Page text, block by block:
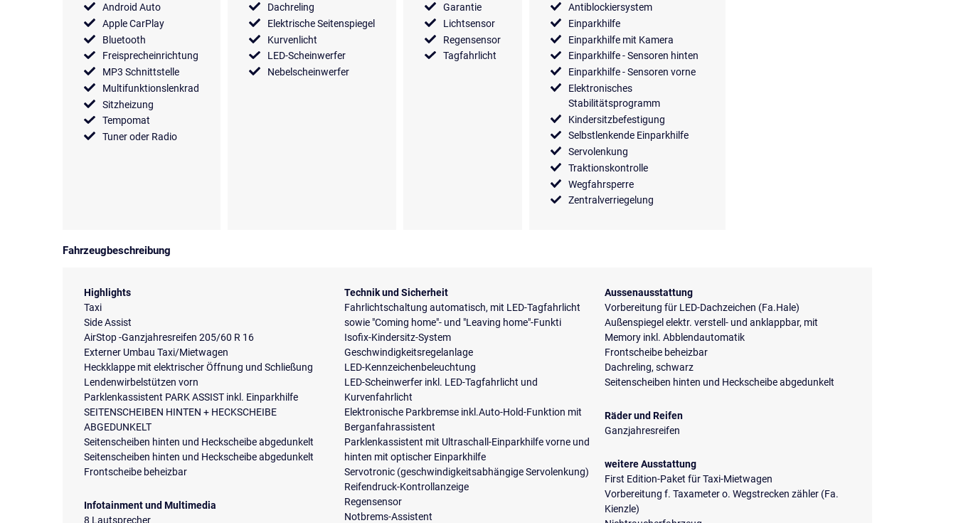
Android Auto
Apple CarPlay
Bluetooth
Freisprecheinrichtung
MP3 Schnittstelle
Multifunktionslenkrad
Sitzheizung
Tempomat
Tuner oder Radio
Dachreling
Elektrische Seitenspiegel
Kurvenlicht
LED-Scheinwerfer
Nebelscheinwerfer
Garantie
Lichtsensor
Regensensor
Tagfahrlicht
Antiblockiersystem
Einparkhilfe
Einparkhilfe mit Kamera
Einparkhilfe - Sensoren hinten
Einparkhilfe - Sensoren vorne
Elektronisches
Stabilitätsprogramm
Kindersitzbefestigung
Selbstlenkende Einparkhilfe
Servolenkung
Traktionskontrolle
Wegfahrsperre
Zentralverriegelung
Fahrzeugbeschreibung
Highlights
Taxi
Side Assist
AirStop -Ganzjahresreifen 205/60 R 16
Externer Umbau Taxi/Mietwagen
Heckklappe mit elektrischer Öffnung und Schließung
Lendenwirbelstützen vorn
Parklenkassistent PARK ASSIST inkl. Einparkhilfe
SEITENSCHEIBEN HINTEN + HECKSCHEIBE
ABGEDUNKELT
Seitenscheiben hinten und Heckscheibe abgedunkelt
Seitenscheiben hinten und Heckscheibe abgedunkelt
Frontscheibe beheizbar
Infotainment und Multimedia
8 Lautsprecher
Technik und Sicherheit
Fahrlichtschaltung automatisch, mit LED-Tagfahrlicht
sowie "Coming home"- und "Leaving home"-Funkti
Isofix-Kindersitz-System
Geschwindigkeitsregelanlage
LED-Kennzeichenbeleuchtung
LED-Scheinwerfer inkl. LED-Tagfahrlicht und
Kurvenfahrlicht
Elektronische Parkbremse inkl.Auto-Hold-Funktion mit
Berganfahrassistent
Parklenkassistent mit Ultraschall-Einparkhilfe vorne und
hinten mit optischer Einparkhilfe
Servotronic (geschwindigkeitsabhängige Servolenkung)
Reifendruck-Kontrollanzeige
Regensensor
Notbrems-Assistent
Aussenausstattung
Vorbereitung für LED-Dachzeichen (Fa.Hale)
Außenspiegel elektr. verstell- und anklappbar, mit
Memory inkl. Abblendautomatik
Frontscheibe beheizbar
Dachreling, schwarz
Seitenscheiben hinten und Heckscheibe abgedunkelt
Räder und Reifen
Ganzjahresreifen
weitere Ausstattung
First Edition-Paket für Taxi-Mietwagen
Vorbereitung f. Taxameter o. Wegstrecken zähler (Fa.
Kienzle)